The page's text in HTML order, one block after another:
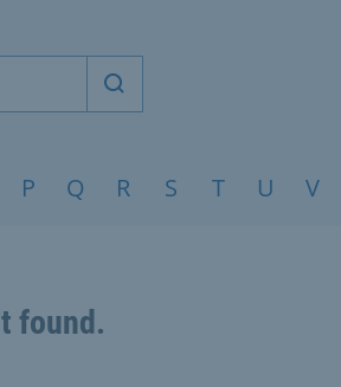
Start search
P Q R S T U V
found.